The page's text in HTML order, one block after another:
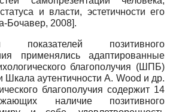
и власти, эстетичности его
Бочавер, 2008].
позитивного
применялись адаптированные
благополучия (ШПБ)
Шкала аутентичностиA. Wood и др.
благополучия содержит 14
наличие позитивного